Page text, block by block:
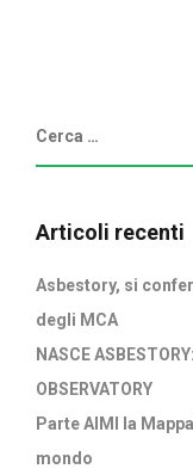
Articoli recenti
Asbestory, si
degli MCA
NASCE
OBSERVATORY
Parte AIMI la
mondo